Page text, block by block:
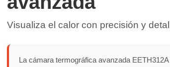
Visualiza el calor con precisión y
La cámara termográfica avanzada